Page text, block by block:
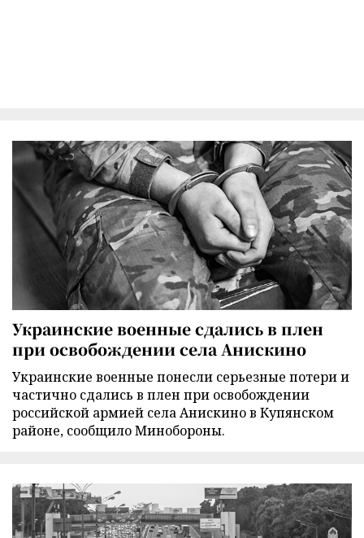
Украинские военные сдались в плен
при освобождении села Анискино
Украинские военные понесли серьезные потери и
частично сдались в плен при освобождении
российской армией села Анискино в Купянском
районе, сообщило Минобороны.